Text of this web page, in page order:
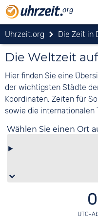
Uhrzeit.org Die Zeit in
Die Weltzeit
Hier finden Sie eine
der wichtigsten Städte
Koordinaten, Zeiten für
sowie die internationalen
Wählen Sie einen Ort
UTC-
Konferenzplaner
Jetzt
den optimalen Zeitpunkt
verschiedenen
So funktioniert der
der Karte oder
die gesuchten Orte